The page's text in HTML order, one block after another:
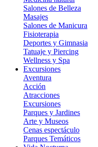
Salones de Belleza
Masajes
Salones de Manicura
Fisioterapia
Deportes y Gimnasia
Tatuaje y Piercing
Wellness y Spa
Excursiones
Aventura
Acción
Atracciones
Excursiones
Parques y Jardines
Arte y Museos
Cenas espectáculo
Parques Temáticos